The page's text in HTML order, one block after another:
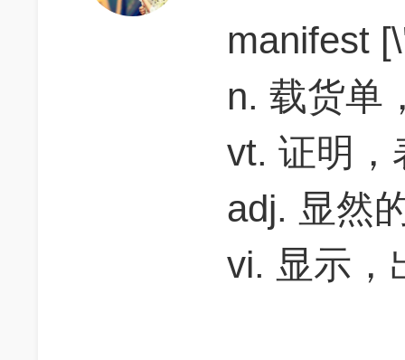
manifest
n. 载货单
vt. 证明，
adj. 显然
vi. 显示，